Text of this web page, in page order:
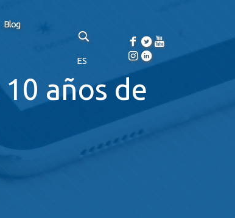
Blog
ES
años de